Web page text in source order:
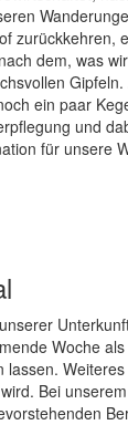
zurückkehren,
dem, was
ein paar
und
für unsere
Woche
Bei